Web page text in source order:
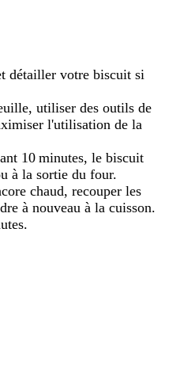
détailler votre biscuit si
utiliser des outils de
l'utilisation de la
10 minutes, le biscuit
à la sortie du four.
chaud, recouper les
à nouveau à la cuisson.